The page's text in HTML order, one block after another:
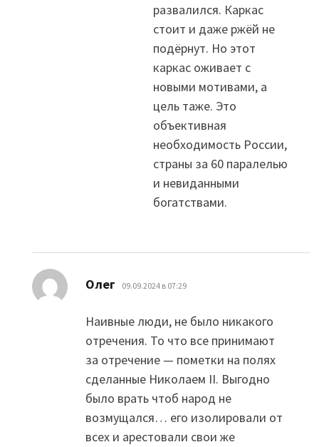
развалился. Каркас
стоит и даже ржёй не
подёрнут. Но этот
каркас оживает с
новыми мотивами, а
цель таже. Это
объективная
необходимость России,
страны за 60 паралелью
и невиданными
богатствами.
Олег 09.09.2024 в 07:29
Наивные люди, не было никакого
отречения. То что все принимают
за отречение — пометки на полях
сделанные Николаем II. Выгодно
было врать чтоб народ не
возмущался… его изолировали от
всех и арестовали свои же